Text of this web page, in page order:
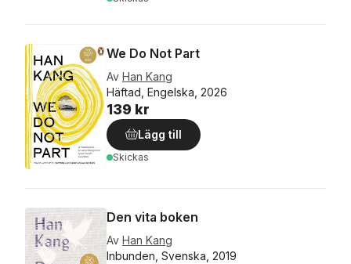
We Do Not Part
Av Han Kang
Häftad, Engelska, 2026
139 kr
Lägg till
Skickas
Den vita boken
Av Han Kang
Inbunden, Svenska, 2019